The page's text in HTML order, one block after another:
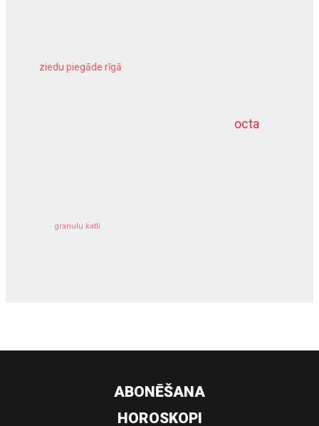
octa
ziedu piegāde rīgā
granulu katli
dziļurbums
ABONĒŠANA
HOROSKOPI